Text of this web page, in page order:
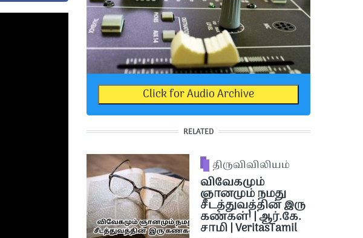
Click for Audio Archive
RELATED
திருவிவிலியம்
விவேகமும்
ஞானமும் நமது
சீடத்துவத்தின் இரு
கண்கள்! | ஆர்.கே.
சாமி | VeritasTamil